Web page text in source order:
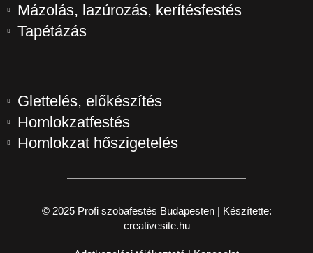
Mázolás, lazúrozás, kerítésfestés
Tapétázás
Glettelés, előkészítés
Homlokzatfestés
Homlokzat hőszigetelés
© 2025 Profi szobafestés Budapesten | Készítette:
creativesite.hu